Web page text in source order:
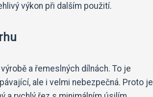
výkon při dalším použití.
a řemeslných dílnách. To je
ale i velmi nebezpečná. Proto je